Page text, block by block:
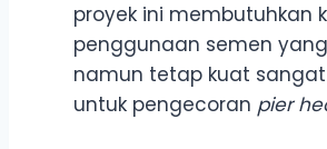
proyek ini membutuhkan
penggunaan semen
namun tetap kuat
untuk pengecoran pier